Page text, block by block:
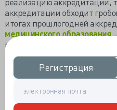
Регистрация
Регистрация
аккредитации обходит
итогах прошлогодней
медицинского образования
руководитель
на базе СеченовкиЖанна
Изложенная госпожой
статистикаскудна и
возможным отделить
аккредитованные